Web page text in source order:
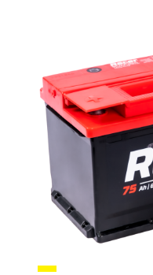
Хорошо